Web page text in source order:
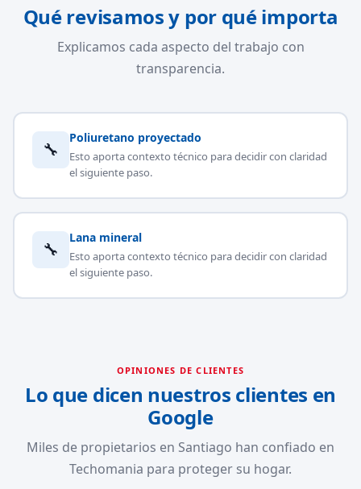
Qué revisamos y por qué importa
Explicamos cada aspecto del trabajo con
transparencia.
🔧
Poliuretano proyectado
Esto aporta contexto técnico para decidir con claridad
el siguiente paso.
🔧
Lana mineral
Esto aporta contexto técnico para decidir con claridad
el siguiente paso.
OPINIONES DE CLIENTES
Lo que dicen nuestros clientes en
Google
Miles de propietarios en Santiago han confiado en
Techomania para proteger su hogar.